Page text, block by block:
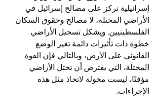
إسرائيلية تركز على مصالح إسرائيل في
الأراضي المحتلة، لا مصالح وحقوق السكان
الفلسطينيين. ويشكل تسجيل الأراضي
خطوة ذات تأثيرات دائمة تغير الوضع
القانوني على الأرض، وبالتالي فإن القوة
المحتلة، التي يفترض أن تحتل الأراضي
مؤقتًا، ليست مخولة لاتخاذ مثل هذه
الإجراءات.